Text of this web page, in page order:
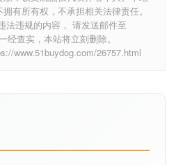
有所有权，不承担相关法律责任。
法违规的内容， 请发送邮件至
经查实，本站将立刻删除。
www.51buydog.com/26757.html